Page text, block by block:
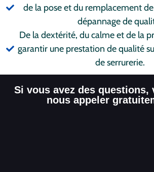
de la pose et du remplacement
dépannage de
De la dextérité, du calme et de la
garantir une prestation de qualité
de serrurerie.
Si vous avez des questions,
nous appeler